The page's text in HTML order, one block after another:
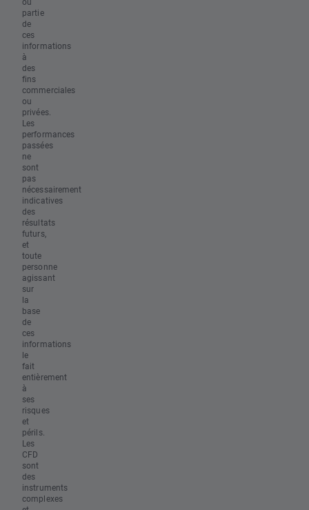
partie
de
ces
informations
à
des
fins
commerciales
ou
privées.
Les
performances
passées
ne
sont
pas
nécessairement
indicatives
des
résultats
futurs,
et
toute
personne
agissant
sur
la
base
de
ces
informations
le
fait
entièrement
à
ses
risques
et
périls.
Les
CFD
sont
des
instruments
complexes